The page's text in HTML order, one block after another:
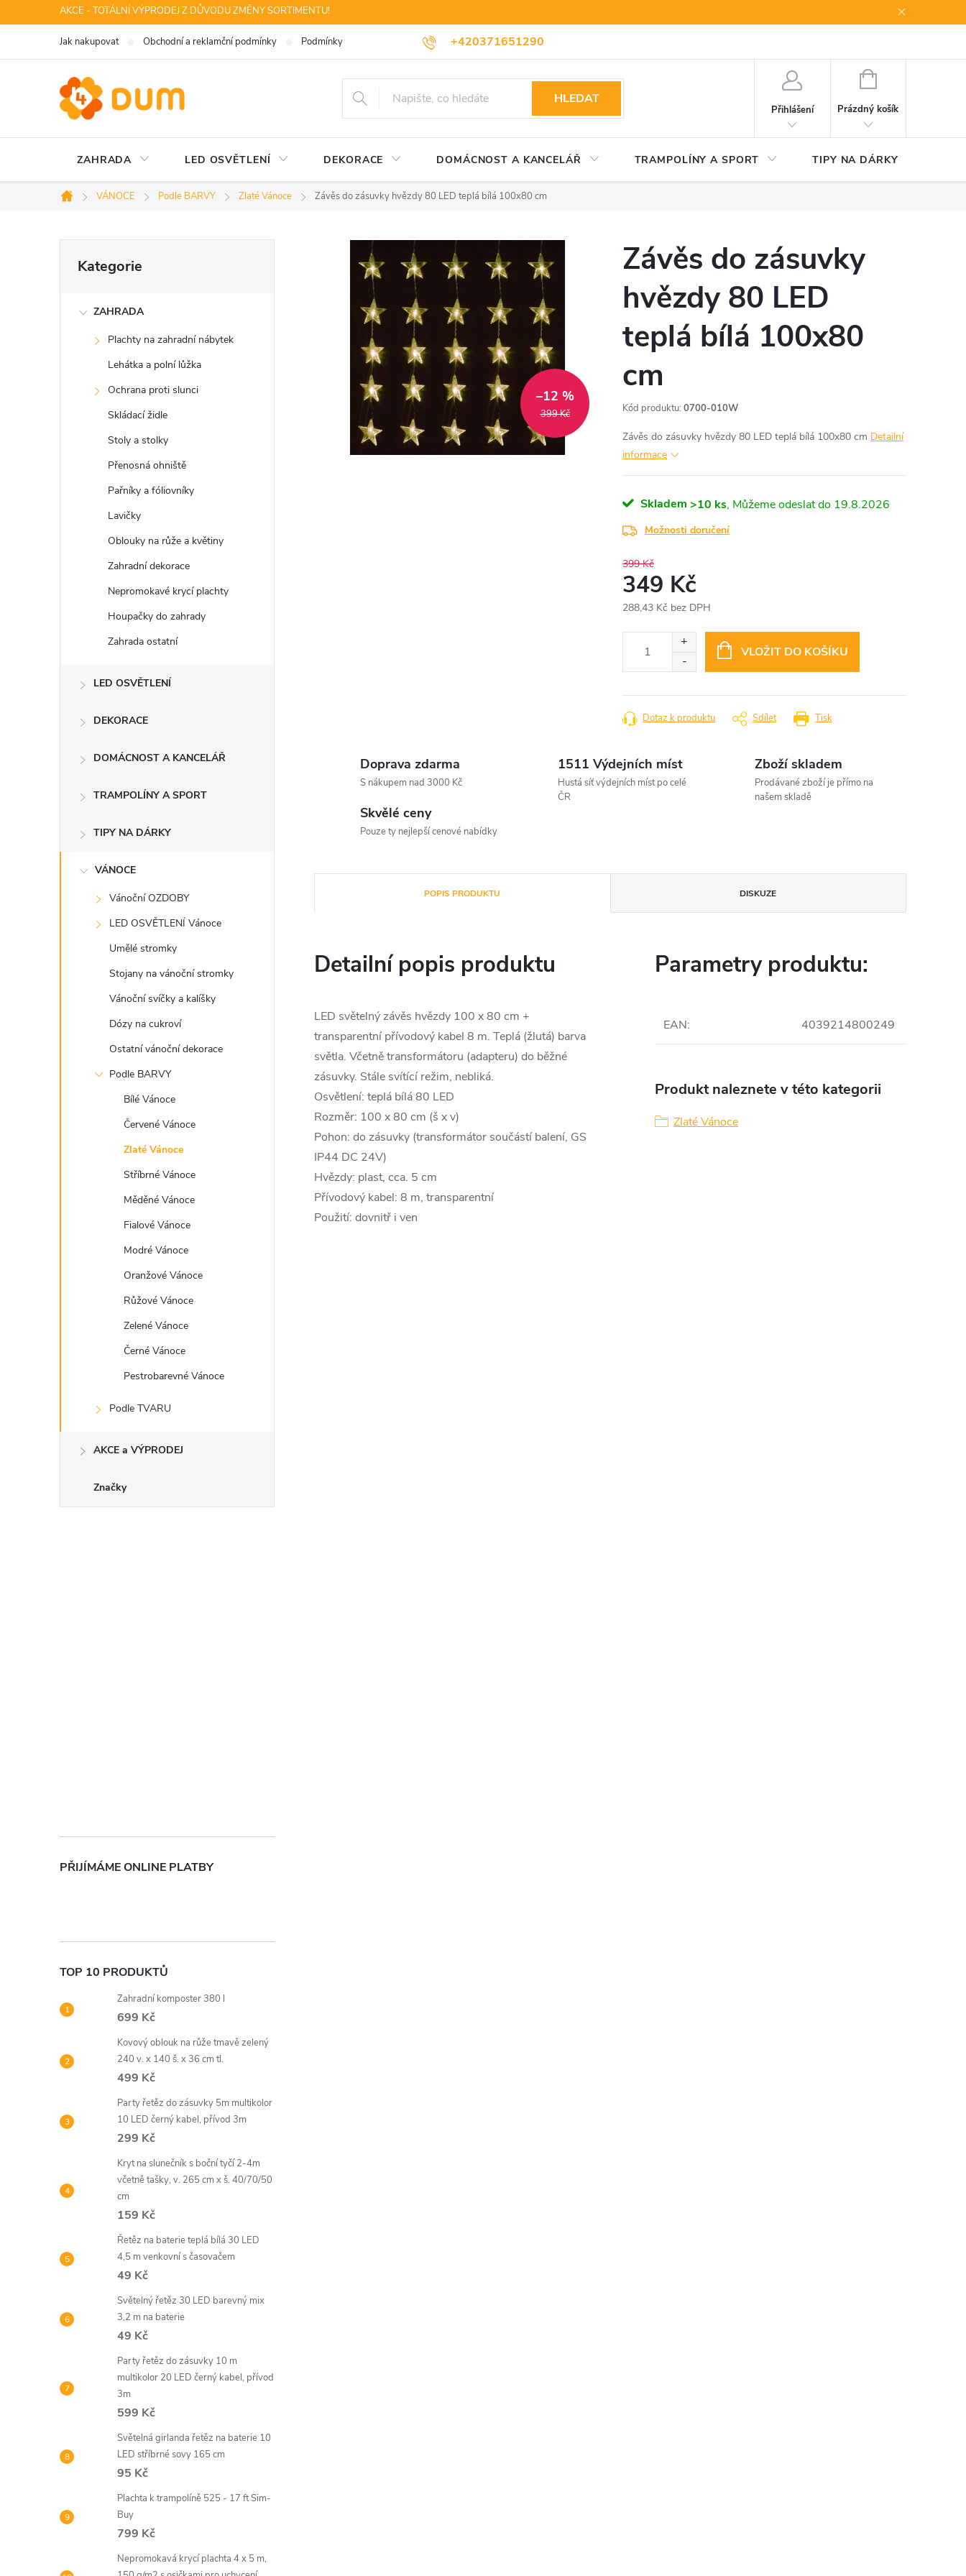
na
AKCE - TOTÁLNÍ VÝPRODEJ Z DŮVODU ZMĚNY SORTIMENTU!
+420371651290
Jak nakupovat Obchodní a reklamční podmínky Podmínky ochrany osobních údajů Dopravné Likvidace elektrozařízení
HLEDAT
Přihlášení
NÁKUPNÍ
Prázdný košík
ZAHRADA LED OSVĚTLENÍ DEKORACE DOMÁCNOST A KANCELÁŘ TRAMPOLÍNY A SPORT TIPY NA DÁRKY
Domů
VÁNOCE Podle BARVY Zlaté Vánoce Závěs do zásuvky hvězdy 80 LED teplá bílá 100x80 cm
kategorie
Kategorie
ZAHRADA
Plachty na zahradní nábytek
Lehátka a polní lůžka
Ochrana proti slunci
Skládací židle
Stoly a stolky
Přenosná ohniště
Pařníky a fóliovníky
Lavičky
Oblouky na růže a květiny
Zahradní dekorace
Nepromokavé krycí plachty
Houpačky do zahrady
Zahrada ostatní
LED OSVĚTLENÍ
DEKORACE
DOMÁCNOST A KANCELÁŘ
TRAMPOLÍNY A SPORT
TIPY NA DÁRKY
VÁNOCE
Vánoční OZDOBY
LED OSVĚTLENÍ Vánoce
Umělé stromky
Stojany na vánoční stromky
Vánoční svíčky a kalíšky
Dózy na cukroví
Ostatní vánoční dekorace
Podle BARVY
Bílé Vánoce
Červené Vánoce
Zlaté Vánoce
Stříbrné Vánoce
Měděné Vánoce
Fialové Vánoce
Modré Vánoce
Oranžové Vánoce
Růžové Vánoce
Zelené Vánoce
Černé Vánoce
Pestrobarevné Vánoce
Podle TVARU
AKCE a VÝPRODEJ
Značky
PŘIJÍMÁME ONLINE PLATBY
TOP 10 PRODUKTŮ
Zahradní komposter 380 l
699 Kč
Kovový oblouk na růže tmavě zelený
240 v. x 140 š. x 36 cm tl.
499 Kč
Party řetěz do zásuvky 5m multikolor
10 LED černý kabel, přívod 3m
299 Kč
Kryt na slunečník s boční tyčí 2-4m
včetně tašky, v. 265 cm x š. 40/70/50
cm
159 Kč
Řetěz na baterie teplá bílá 30 LED
4,5 m venkovní s časovačem
49 Kč
Světelný řetěz 30 LED barevný mix
3,2 m na baterie
49 Kč
Party řetěz do zásuvky 10 m
multikolor 20 LED černý kabel, přívod
3m
599 Kč
Světelná girlanda řetěz na baterie 10
LED stříbrné sovy 165 cm
95 Kč
Plachta k trampolíně 525 - 17 ft Sim-
Buy
799 Kč
Nepromokavá krycí plachta 4 x 5 m,
399 Kč
–12 %
Závěs do zásuvky
hvězdy 80 LED
teplá bílá 100x80
cm
Kód produktu: 0700-010W
Závěs do zásuvky hvězdy 80 LED teplá bílá 100x80 cm Detailní
informace
Skladem >10 ks 19.8.2026
Možnosti doručení
399 Kč
349 Kč
288,43 Kč bez DPH
VLOŽIT DO KOŠÍKU
Tisk
Dotaz k produktu Sdílet
Doprava zdarma
S nákupem nad 3000 Kč
1511 Výdejních míst
Hustá síť výdejních míst po celé
ČR
Zboží skladem
Prodávané zboží je přímo na
našem skladě
Skvělé ceny
Pouze ty nejlepší cenové nabídky
POPIS PRODUKTU DISKUZE
Detailní popis produktu
LED světelný závěs hvězdy 100 x 80 cm +
transparentní přívodový kabel 8 m. Teplá (žlutá) barva
světla. Včetně transformátoru (adapteru) do běžné
zásuvky. Stále svítící režim, nebliká.
Osvětlení: teplá bílá 80 LED
Rozměr: 100 x 80 cm (š x v)
Pohon: do zásuvky (transformátor součástí balení, GS
IP44 DC 24V)
Hvězdy: plast, cca. 5 cm
Přívodový kabel: 8 m, transparentní
Použití: dovnitř i ven
Parametry produktu:
EAN: 4039214800249
Produkt naleznete v této kategorii
Zlaté Vánoce